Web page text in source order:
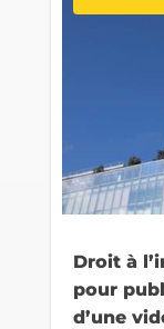
Droit à
pour
d’une